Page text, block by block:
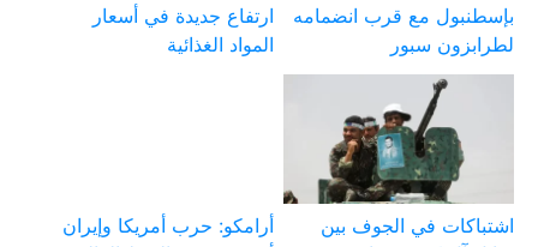
بإسطنبول مع قرب انضمامه
لطرابزون سبور
ارتفاع جديدة في أسعار
المواد الغذائية
اشتباكات في الجوف بين
أرامكو: حرب أمريكا وإيران